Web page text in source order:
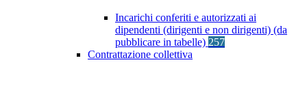
Incarichi conferiti e autorizzati ai
dipendenti (dirigenti e non dirigenti) (da
pubblicare in tabelle) 257
Contrattazione collettiva